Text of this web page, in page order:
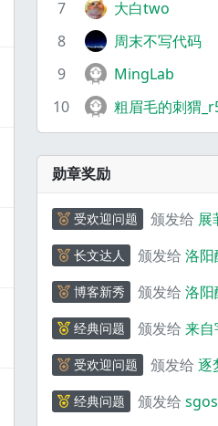
7
大白two
8
周末不写代码
9
MingLab
10
粗眉毛的刺猬
勋章奖励
受欢迎问题 颁发给 展
长文达人 颁发给 洛
博客新秀 颁发给 洛
经典问题 颁发给 来
受欢迎问题 颁发给 逐
经典问题 颁发给